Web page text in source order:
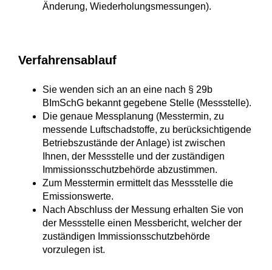
Änderung, Wiederholungsmessungen).
Verfahrensablauf
Sie wenden sich an an eine nach § 29b
BImSchG bekannt gegebene Stelle (Messstelle).
Die genaue Messplanung (Messtermin, zu
messende Luftschadstoffe, zu berücksichtigende
Betriebszustände der Anlage) ist zwischen
Ihnen, der Messstelle und der zuständigen
Immissionsschutzbehörde abzustimmen.
Zum Messtermin ermittelt das Messstelle die
Emissionswerte.
Nach Abschluss der Messung erhalten Sie von
der Messstelle einen Messbericht, welcher der
zuständigen Immissionsschutzbehörde
vorzulegen ist.